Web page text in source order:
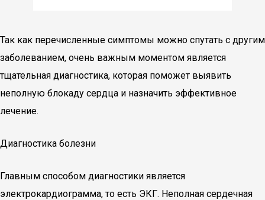
Так как перечисленные симптомы можно спутать с другим
заболеванием, очень важным моментом является
тщательная диагностика, которая поможет выявить
неполную блокаду сердца и назначить эффективное
лечение.
Диагностика болезни
Главным способом диагностики является
электрокардиограмма, то есть ЭКГ. Неполная сердечная